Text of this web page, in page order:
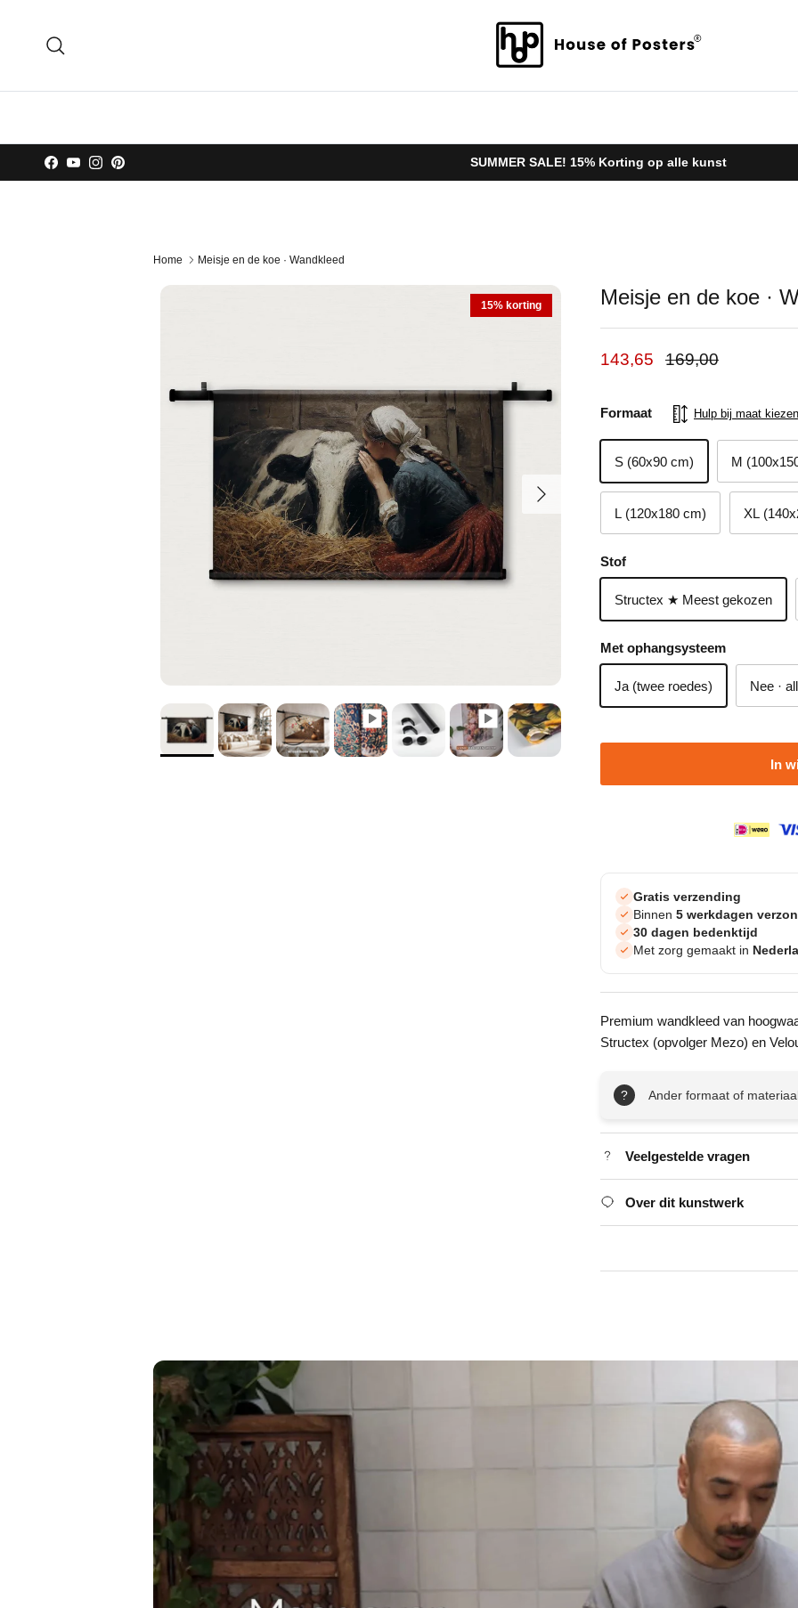
Facebook
YouTubeInstagramPinterest SUMMER SALE! 15% Korting op alle kunst
Home Meisje en de koe · Wandkleed
Ga direct naar productinformatie
Volgende
15% korting Meisje en de koe ·
Verkoopprijs
143,65 Reguliere prijs
169,00
Formaat Hulp bij maat kiezen
S (60x90 cm) M
L (120x180 cm) XL
Stof
Structex ★ Meest gekozen
Met ophangsysteem
Ja (twee roedes) Nee ·
In
Gratis verzending
Binnen 5 werkdagen
30 dagen bedenktijd
Met zorg gemaakt in
Premium wandkleed van
Structex (opvolger Mezo) en
? Ander formaat of
Veelgestelde vragen
Over dit kunstwerk